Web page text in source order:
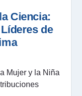
Ciencia:
de
Mujer y la Niña